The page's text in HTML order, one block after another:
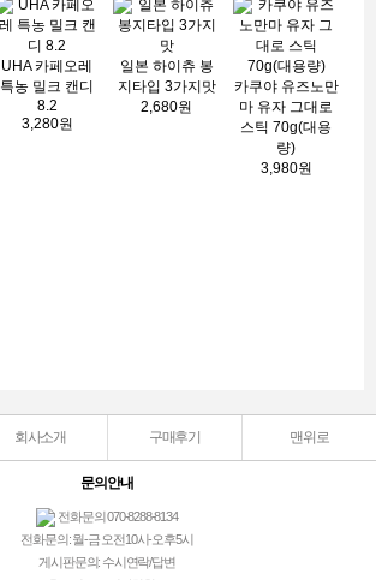
UHA 카페오레
특농 밀크 캔디
8.2
3,280원
일본 하이츄 봉
지타입 3가지맛
2,680원
카쿠야 유즈노만
마 유자 그대로
스틱 70g(대용
량)
3,980원
회사소개 구매후기 맨위로
문의안내
전화문의 070-8288-8134
전화문의: 월-금 오전10시-오후5시
게시판문의: 수시연락/답변